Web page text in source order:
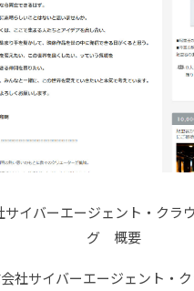
イバーエージェント・クラ
グ 概要
サイバーエージェント・